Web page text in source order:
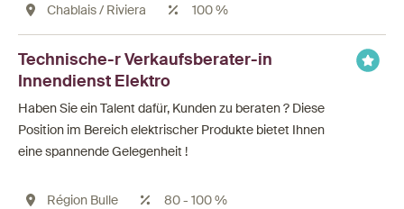
Chablais / Riviera 100 %
Technische-r Verkaufsberater-in
Innendienst Elektro
Haben Sie ein Talent dafür, Kunden zu beraten ? Diese
Position im Bereich elektrischer Produkte bietet Ihnen
eine spannende Gelegenheit !
Région Bulle 80 - 100 %